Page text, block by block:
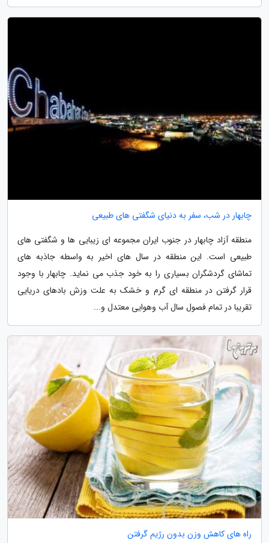
چابهار در شب، سفر به دنیای شگفتی های طبیعی
منطقه آزاد چابهار در جنوب ایران مجموعه ای زیبایی ها و شگفتی های
طبیعی است. این منطقه در سال های اخیر به واسطه جاذبه های
تماشای گردشگران بسیاری را به خود جذب می نماید. چابهار با وجود
قرار گرفتن در منطقه ای گرم و خشک به علت وزش بادهای دریایی
تقریبا در تمام فصول سال آب وهوایی معتدل و...
راه های کاهش وزن بدون رژیم گرفتن